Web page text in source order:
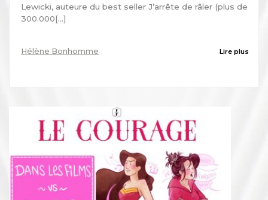
Lewicki, auteure du best seller J’arrête de râler (plus de
300.000[...]
Hélène Bonhomme Lire plus